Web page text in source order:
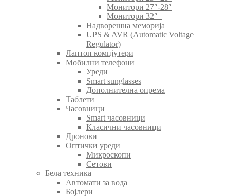
Монитори 27″-28″
Монитори 32″+
Надворешна меморија
UPS & AVR (Automatic Voltage
Regulator)
Лаптоп компјутери
Мобилни телефони
Уреди
Smart sunglasses
Дополнителна опрема
Таблети
Часовници
Smart часовници
Класични часовници
Дронови
Оптички уреди
Микроскопи
Сетови
Бела техника
Автомати за вода
Бојлери